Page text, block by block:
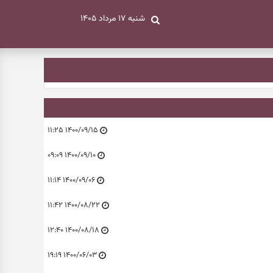
شنبه ۱۷ مرداد ۱۴۰۵
۱۴۰۰/۰۹/۱۵ ۱۱:۲۵
۱۴۰۰/۰۹/۱۰ ۰۹:۰۹
۱۴۰۰/۰۹/۰۶ ۱۱:۱۴
۱۴۰۰/۰۸/۲۲ ۱۱:۴۲
۱۴۰۰/۰۸/۱۸ ۱۲:۴۰
۱۴۰۰/۰۶/۰۳ ۱۹:۱۹